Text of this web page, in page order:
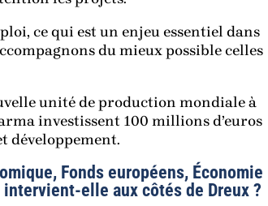
ce qui est un enjeu essentiel dans
du mieux possible celles
unité de production mondiale à
investissent 100 millions d’euros
développement.
Fonds européens, Économie
elle aux côtés de Dreux ?